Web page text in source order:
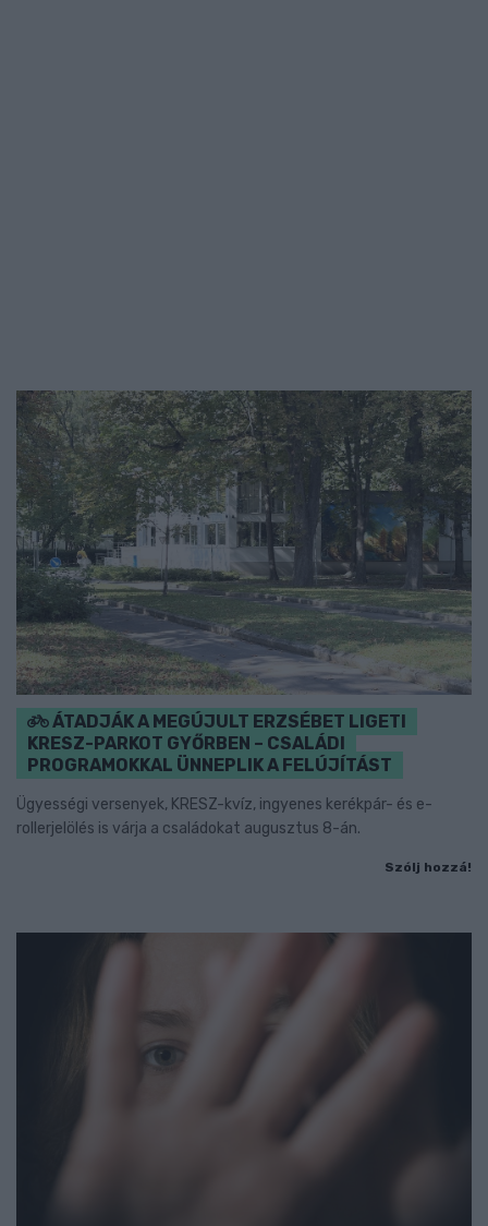
ÁTADJÁK A MEGÚJULT ERZSÉBET LIGETI
KRESZ-PARKOT GYŐRBEN – CSALÁDI
PROGRAMOKKAL ÜNNEPLIK A FELÚJÍTÁST
Ügyességi versenyek, KRESZ-kvíz, ingyenes kerékpár- és e-
rollerjelölés is várja a családokat augusztus 8-án.
Szólj hozzá!